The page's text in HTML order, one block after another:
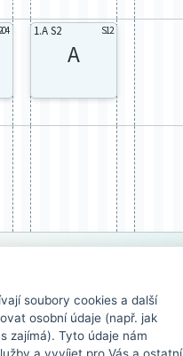
1.A S2 S12
A
soubory cookies a další
osobní údaje (např. jak
zajímá). Tyto údaje nám